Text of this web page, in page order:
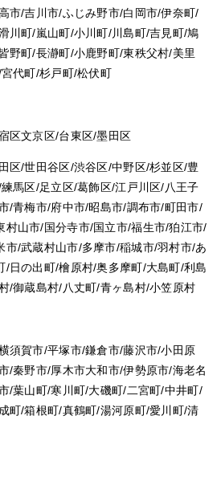
市/吉川市/ふじみ野市/白岡市/伊奈町/
川町/嵐山町/小川町/川島町/吉見町/鳩
野町/長瀞町/小鹿野町/東秩父村/美里
代町/杉戸町/松伏町
区文京区/台東区/墨田区
区/世田谷区/渋谷区/中野区/杉並区/豊
馬区/足立区/葛飾区/江戸川区/八王子
/青梅市/府中市/昭島市/調布市/町田市/
村山市/国分寺市/国立市/福生市/狛江市/
市/武蔵村山市/多摩市/稲城市/羽村市/あ
/日の出町/檜原村/奥多摩町/大島町/利島
/御蔵島村/八丈町/青ヶ島村/小笠原村
須賀市/平塚市/鎌倉市/藤沢市/小田原
/秦野市/厚木市大和市/伊勢原市/海老名
/葉山町/寒川町/大磯町/二宮町/中井町/
町/箱根町/真鶴町/湯河原町/愛川町/清